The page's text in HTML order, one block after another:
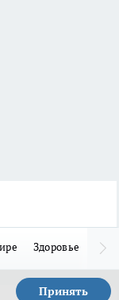
Здоровье
Принять